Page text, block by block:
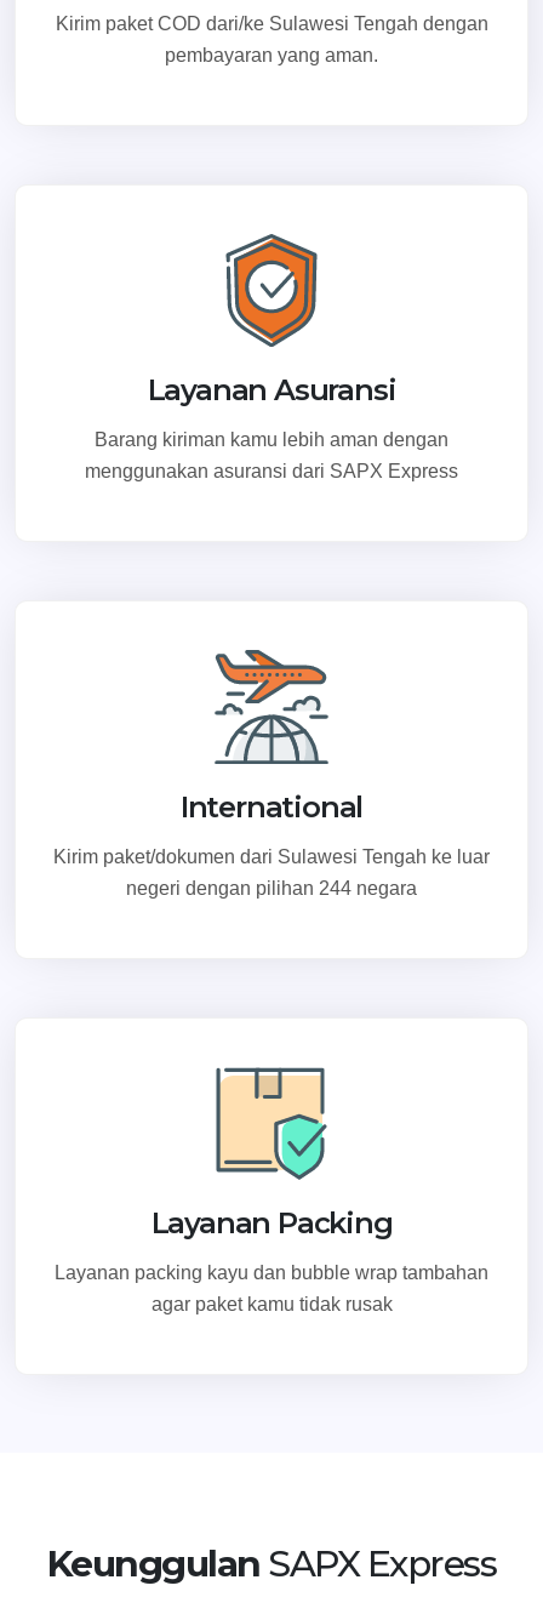
Kirim paket COD dari/ke Sulawesi Tengah dengan
pembayaran yang aman.
Layanan Asuransi
Barang kiriman kamu lebih aman dengan
menggunakan asuransi dari SAPX Express
International
Kirim paket/dokumen dari Sulawesi Tengah ke luar
negeri dengan pilihan 244 negara
Layanan Packing
Layanan packing kayu dan bubble wrap tambahan
agar paket kamu tidak rusak
Keunggulan SAPX Express